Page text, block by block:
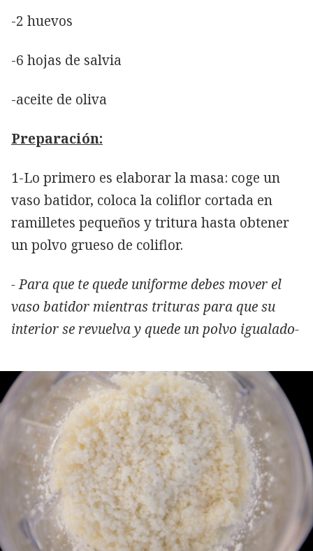
-2 huevos
-6 hojas de salvia
-aceite de oliva
Preparación:
1-Lo primero es elaborar la masa: coge un
vaso batidor, coloca la coliflor cortada en
ramilletes pequeños y tritura hasta obtener
un polvo grueso de coliflor.
- Para que te quede uniforme debes mover el
vaso batidor mientras trituras para que su
interior se revuelva y quede un polvo igualado-